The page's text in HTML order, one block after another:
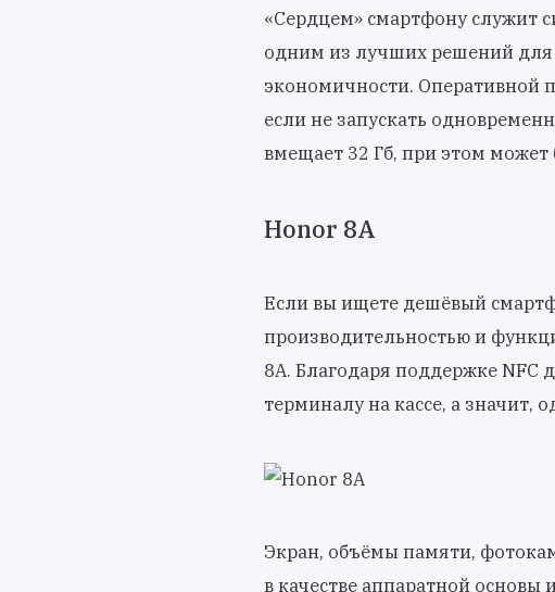
«Сердцем» смартфону служит
одним из лучших решений для
экономичности. Оперативной
если не запускать
вмещает 32 Гб, при этом может
Honor 8A
Если вы ищете дешёвый
производительностью и
8А. Благодаря поддержке NFC
терминалу на кассе, а значит,
Экран, объёмы памяти,
в качестве аппаратной